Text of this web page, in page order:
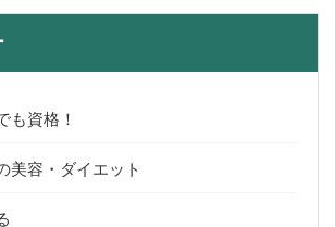
も資格！
美容・ダイエット